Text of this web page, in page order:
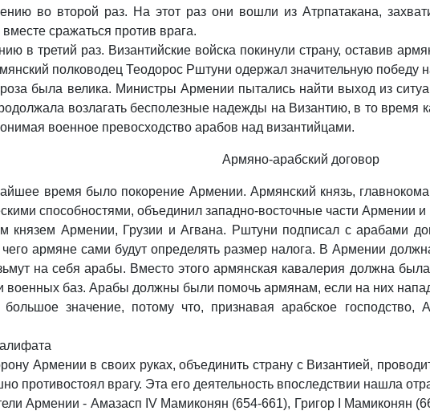
во второй раз. На этот раз они вошли из Атрпатакана,
сражаться против врага.
в третий раз. Византийские войска покинули страну, оставив
полководец Теодорос Рштуни одержал значительную победу
была велика. Министры Армении пытались найти выход из
возлагать бесполезные надежды на Византию, в то время
военное превосходство арабов над византийцами.
Армяно-арабский договор
время было покорение Армении. Армянский князь,
способностями, объединил западно-восточные части Армении
князем Армении, Грузии и Агвана. Рштуни подписал с арабами
чего армяне сами будут определять размер налога. В Армении
на себя арабы. Вместо этого армянская кавалерия должна
военных баз. Арабы должны были помочь армянам, если на них
значение, потому что, признавая арабское
Армении в своих руках, объединить страну с Византией,
противостоял врагу. Эта его деятельность впоследствии нашла
Армении - Амазасп IV Мамиконян (654-661), Григор I Мамиконян